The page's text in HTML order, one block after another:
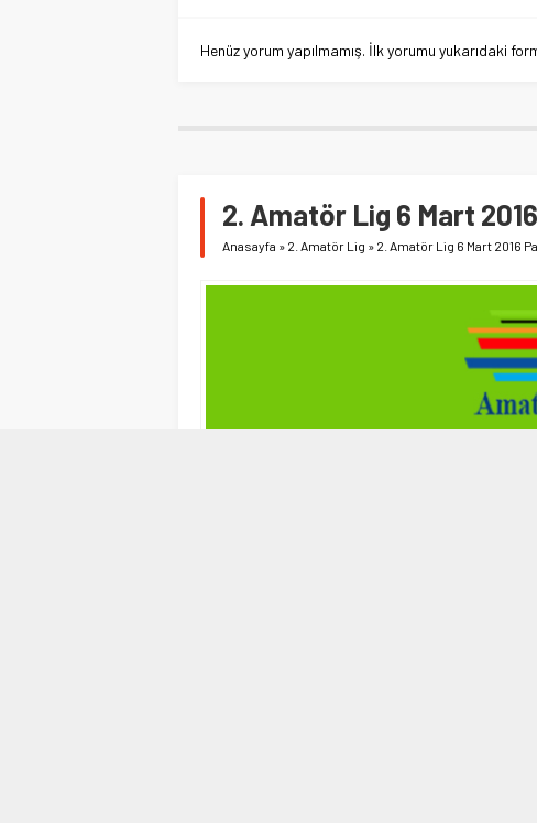
Henüz yorum yapılmamış. İlk yorumu yukarıdaki
2. Amatör Lig 6 Mart
Anasayfa » 2. Amatör Lig » 2. Amatör Lig 6 Mart 2016